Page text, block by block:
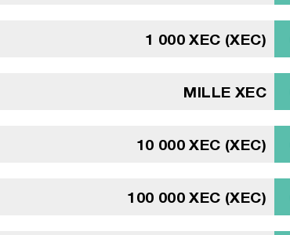
1 000 XEC (XEC)
MILLE XEC
10 000 XEC (XEC)
100 000 XEC (XEC)